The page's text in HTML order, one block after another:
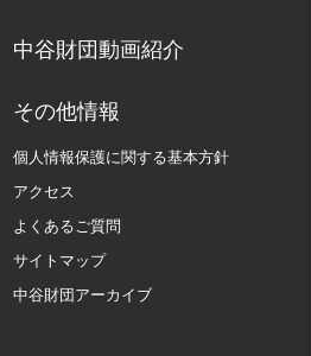
中谷財団動画紹介
その他情報
個人情報保護に関する基本方針
アクセス
よくあるご質問
サイトマップ
中谷財団アーカイブ